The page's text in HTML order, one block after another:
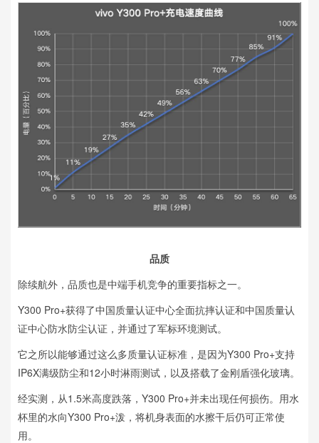
品质
除续航外，品质也是中端手机竞争的重要指标之一。
Y300 Pro+获得了中国质量认证中心全面抗摔认证和中国质量认
证中心防水防尘认证，并通过了军标环境测试。
它之所以能够通过这么多质量认证标准，是因为Y300 Pro+支持
IP6X满级防尘和12小时淋雨测试，以及搭载了金刚盾强化玻璃。
经实测，从1.5米高度跌落，Y300 Pro+并未出现任何损伤。用水
杯里的水向Y300 Pro+泼，将机身表面的水擦干后仍可正常使
用。